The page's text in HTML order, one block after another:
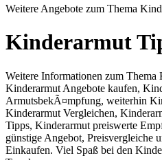
Weitere Angebote zum Thema
Kinderarmut
Weitere Informationen zum Thema
Kinderarmut Angebote kaufen,
ArmutsbekÃ¤mpfung, weiterhin
Kinderarmut Vergleichen,
Tipps, Kinderarmut preiswerte
günstige Angebot, Preisvergleiche
Einkaufen. Viel Spaß bei den